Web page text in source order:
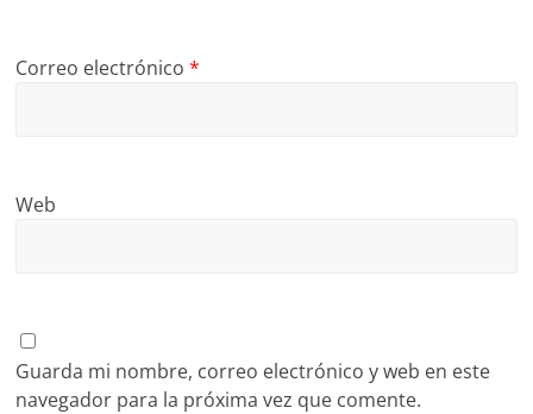
Correo electrónico*
Web
Guarda mi nombre, correo electrónico y web en este
navegador para la próxima vez que comente.